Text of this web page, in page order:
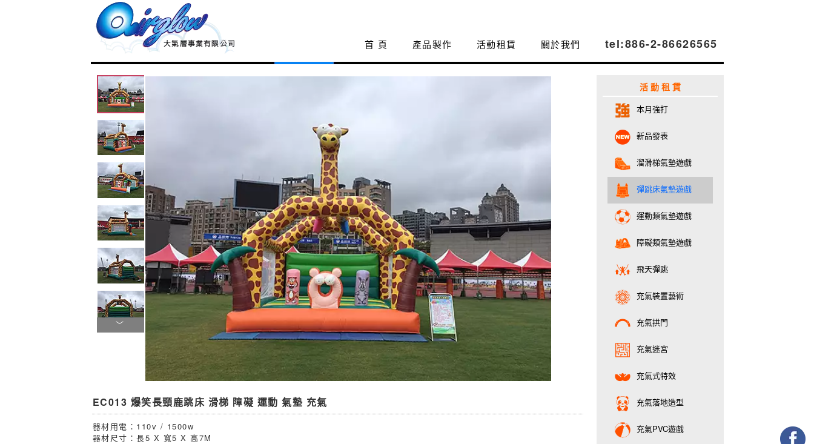
首 頁 產品製作 活動租賃 關於我們 tel:886-2-86626565
EC013 爆笑長頸鹿跳床 滑梯 障礙 運動 氣墊 充氣
器材用電：110v / 1500w
器材尺寸：長5 X 寬5 X 高7M
活 動 租 賃
本月強打
新品發表
溜滑梯氣墊遊戲
彈跳床氣墊遊戲
運動類氣墊遊戲
障礙類氣墊遊戲
飛天彈跳
充氣裝置藝術
充氣拱門
充氣迷宮
充氣式特效
充氣落地造型
充氣PVC遊戲